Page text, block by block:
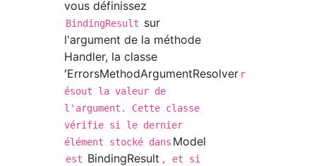
vous définissez
BindingResult sur
l'argument de la méthode
Handler, la classe
ʻErrorsMethodArgumentResolver r
ésout la valeur de
l'argument. Cette classe
vérifie si le dernier
élément stocké dans Model
est BindingResult , et si